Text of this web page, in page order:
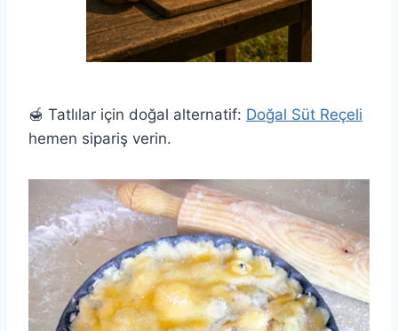
🍯 Tatlılar için doğal alternatif: Doğal Süt Reçeli
hemen sipariş verin.